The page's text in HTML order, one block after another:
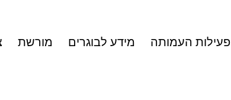
פעילות העמותה מידע לבוגרים מורשת